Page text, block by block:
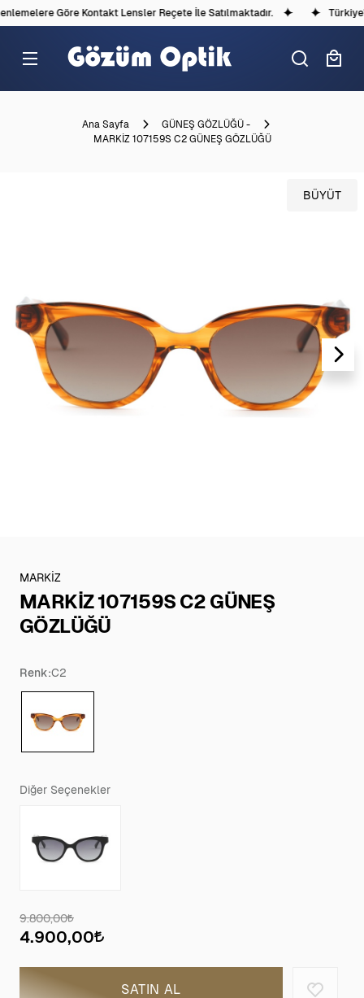
Göre Kontakt Lensler Reçete İle Satılmaktadır.
Ana Sayfa
GÜNEŞ GÖZLÜĞÜ -
MARKİZ 107159S C2 GÜNEŞ GÖZLÜĞÜ
BÜYÜT
MARKİZ
MARKİZ 107159S C2 GÜNEŞ
GÖZLÜĞÜ
Renk:C2
Diğer Seçenekler
9.800,00
4.900,00
SATIN AL